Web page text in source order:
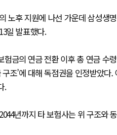
노후 지원에 나선 가운데 삼성생
일 발표했다.
험금의 연금 전환 이후 총 연금 수
구조’에 대해 독점권을 인정받았
.
년까지 타 보험사는 위 구조와